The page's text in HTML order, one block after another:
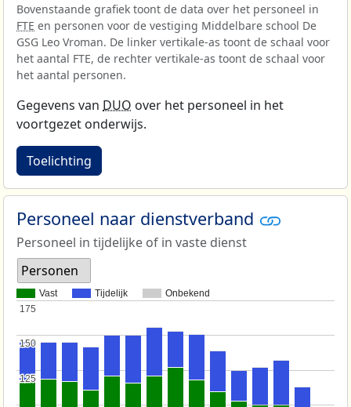
Bovenstaande grafiek toont de data over het personeel in
FTE en personen voor de vestiging Middelbare school De
GSG Leo Vroman. De linker vertikale-as toont de schaal voor
het aantal FTE, de rechter vertikale-as toont de schaal voor
het aantal personen.
Gegevens van DUO over het personeel in het
voortgezet onderwijs.
Toelichting
Personeel naar dienstverband
Personeel in tijdelijke of in vaste dienst
Personen
Vast Tijdelijk Onbekend
125
125
150
150
175
175